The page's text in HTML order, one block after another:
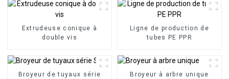
Extrudeuse conique à
double vis
Ligne de production de
tubes PE PPR
Broyeur de tuyaux série
Broyeur à arbre unique